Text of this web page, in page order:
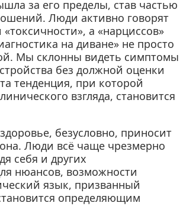
за его пределы, став частью
Люди активно говорят
а «нарциссов»
на диване» не просто
Мы склонны видеть симптомы
без должной оценки
тенденция, при которой
взгляда, становится
безусловно, приносит
Люди всё чаще чрезмерно
себя и других
нюансов, возможности
язык, призванный
определяющим